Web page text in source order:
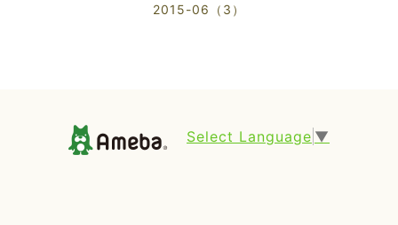
2015-06（3）
Select Language ▼